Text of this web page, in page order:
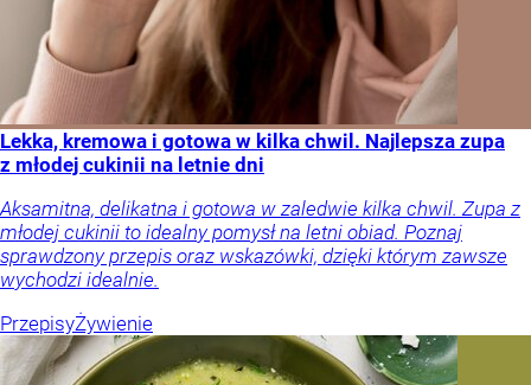
Lekka, kremowa i gotowa w kilka chwil. Najlepsza zupa
z młodej cukinii na letnie dni
Aksamitna, delikatna i gotowa w zaledwie kilka chwil. Zupa z
młodej cukinii to idealny pomysł na letni obiad. Poznaj
sprawdzony przepis oraz wskazówki, dzięki którym zawsze
wychodzi idealnie.
PrzepisyŻywienie